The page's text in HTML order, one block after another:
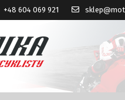
+48 604 069 921